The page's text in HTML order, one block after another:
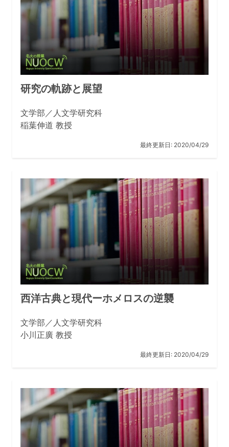
研究の軌跡と展望
文学部／人文学研究科
稲葉伸道 教授
最終更新日: 2020/04/29
西洋古典と現代ーホメロスの逆襲
文学部／人文学研究科
小川正廣 教授
最終更新日: 2020/04/29